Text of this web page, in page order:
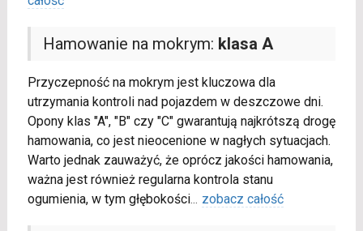
Hamowanie na mokrym: klasa A
Przyczepność na mokrym jest kluczowa dla
utrzymania kontroli nad pojazdem w deszczowe dni.
Opony klas "A", "B" czy "C" gwarantują najkrótszą drogę
hamowania, co jest nieocenione w nagłych sytuacjach.
Warto jednak zauważyć, że oprócz jakości hamowania,
ważna jest również regularna kontrola stanu
ogumienia, w tym głębokości... zobacz całość